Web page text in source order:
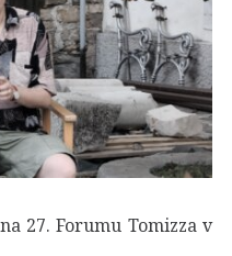
27. Forumu Tomizza v